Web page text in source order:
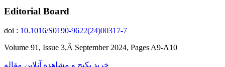
Editorial Board
doi : 10.1016/S0190-9622(24)00317-7
Volume 91, Issue 3,Â September 2024, Pages A9-A10
خرید پکیج و مشاهده آنلاین مقاله